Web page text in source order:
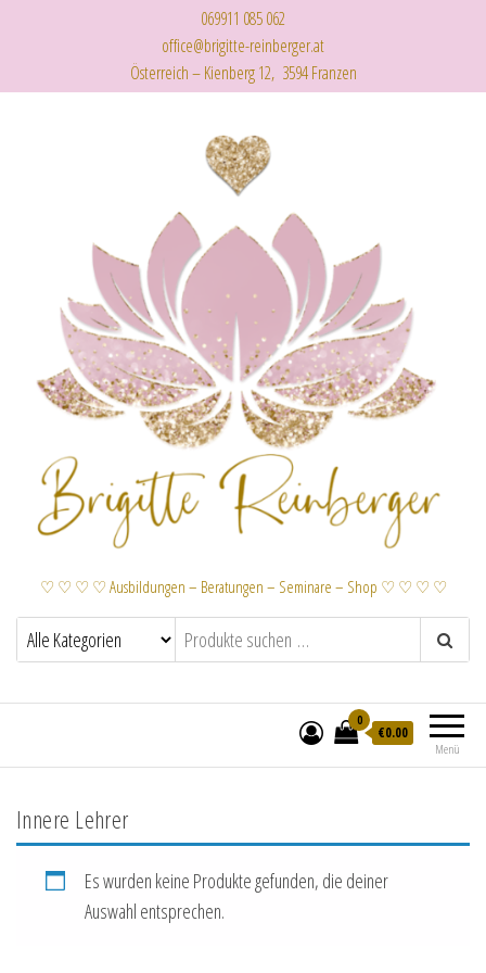
069911 085 062
office@brigitte-reinberger.at
Österreich – Kienberg 12, 3594 Franzen
♡ ♡ ♡ ♡ Ausbildungen – Beratungen – Seminare – Shop ♡ ♡ ♡ ♡
Menü
0
€0.00
Innere Lehrer
Es wurden keine Produkte gefunden, die deiner
Auswahl entsprechen.